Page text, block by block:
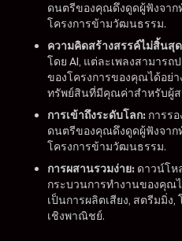
ดนตรีของคุณดึงดูดผู้ฟังจาก
โครงการข้ามวัฒนธรรม.
ความคิดสร้างสรรค์ไม่สิ้นสุ
โดย AI, แต่ละเพลงสามารถ
ของโครงการของคุณได้อย่า
ทรัพย์สินที่มีคุณค่าสำหรับผู้ส
การเข้าถึงระดับโลก: การร
ดนตรีของคุณดึงดูดผู้ฟังจาก
โครงการข้ามวัฒนธรรม.
การผสานรวมง่าย: ดาวน์โห
กระบวนการทำงานของคุณ
เป็นการผลิตเสียง, สตรีมมิ่ง
เชิงพาณิชย์.